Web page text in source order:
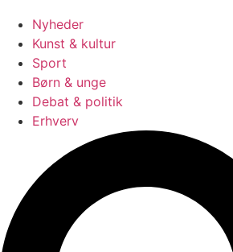
Nyheder
Kunst & kultur
Sport
Børn & unge
Debat & politik
Erhverv